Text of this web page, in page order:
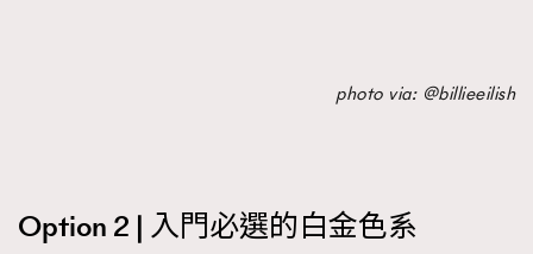
DressLikeAParisienne
photo via: @billieeilish
Option 2 | 入門必選的白金色系